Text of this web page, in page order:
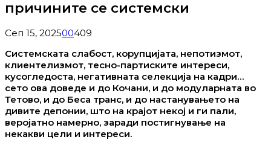
причините се системски
Сеп 15, 202500409
Системската слабост, корупцијата, непотизмот,
клиентелизмот, тесно-партиските интереси,
кусогледоста, негативната селекција на кадри…
сето ова доведе и до Кочани, и до модуларната во
Тетово, и до Беса транс, и до настанувањето на
дивите депонии, што на крајот некој и ги пали,
веројатно намерно, заради постигнување на
некакви цели и интереси.